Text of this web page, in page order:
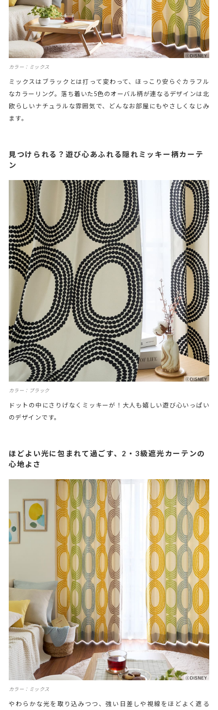
カラー：ミックス
ミックスはブラックとは打って変わって、ほっこり安らぐカラフル
なカラーリング。落ち着いた5色のオーバル柄が連なるデザインは北
欧らしいナチュラルな雰囲気で、どんなお部屋にもやさしくなじみ
ます。
見つけられる？遊び心あふれる隠れミッキー柄カーテ
ン
カラー：ブラック
ドットの中にさりげなくミッキーが！大人も嬉しい遊び心いっぱい
のデザインです。
ほどよい光に包まれて過ごす、2・3級遮光カーテンの
心地よさ
カラー：ミックス
やわらかな光を取り込みつつ、強い日差しや視線をほどよく遮る